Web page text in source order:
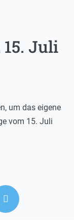
Juli
um das eigene
vom 15. Juli